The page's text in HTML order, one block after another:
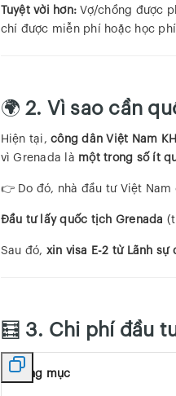
Tuyệt vời hơn: Vợ/chồng được
chí được miễn phí hoặc học
🌍 2. Vì sao cần
Hiện tại, công dân Việt Nam
vì Grenada là một trong số ít
👉 Do đó, nhà đầu tư Việt Nam
Đầu tư lấy quốc tịch Grenada
Sau đó, xin visa E-2 từ Lãnh
🧮 3. Chi phí đầu
Hạng mục